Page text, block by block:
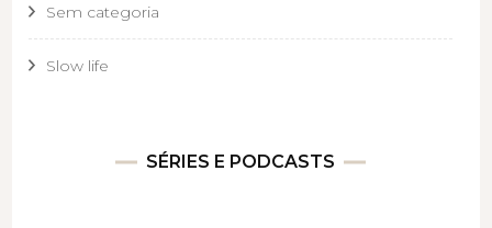
Sem categoria
Slow life
SÉRIES E PODCASTS